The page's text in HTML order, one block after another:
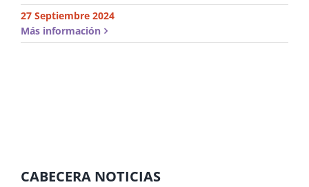
27 Septiembre 2024
Más información
CABECERA NOTICIAS